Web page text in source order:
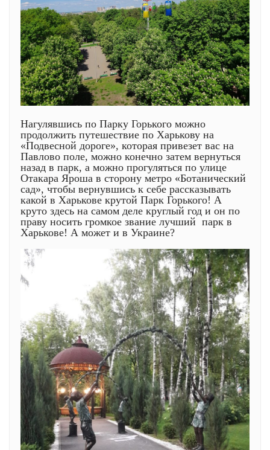
Нагулявшись по Парку Горького можно
продолжить путешествие по Харькову на
«Подвесной дороге», которая привезет вас на
Павлово поле, можно конечно затем вернуться
назад в парк, а можно прогуляться по улице
Отакара Яроша в сторону метро «Ботанический
сад», чтобы вернувшись к себе рассказывать
какой в Харькове крутой Парк Горького! А
круто здесь на самом деле круглый год и он по
праву носить громкое звание лучший парк в
Харькове! А может и в Украине?